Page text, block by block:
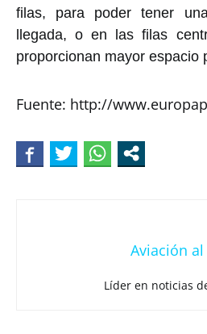
filas, para poder tener
llegada, o en las filas
proporcionan mayor espacio
Fuente: http://
Aviación al
Líder en noticias